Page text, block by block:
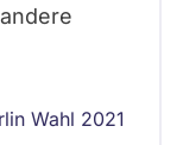
Wahl 2021